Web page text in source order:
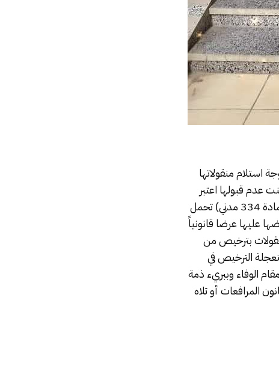
استلام منقولاتها
عدم قبولها اعتبر
القانون أنها قد تم إعذارها من الوقت الذي يسجل الزوج هذا الرفض بإعلان رسمي ” .( المادة 334 مدني) تحمل
عليها عرضا قانونياً
ذلك(المادة 335 مدني) إيداع المنقولات بترخيص من
الترخيص في
يقوم مقام الوفاء وببريء ذمة
المرافعات أو تلاه